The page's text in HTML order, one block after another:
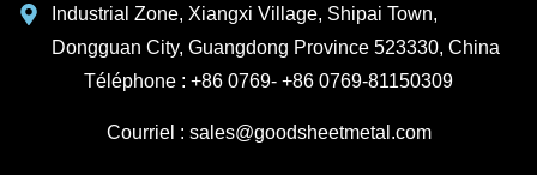
Industrial Zone, Xiangxi Village, Shipai Town,
Dongguan City, Guangdong Province 523330, China
Téléphone : +86 0769- +86 0769-81150309
Courriel : sales@goodsheetmetal.com